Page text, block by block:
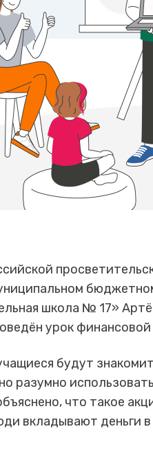
школа № 17»
урок
будут
разумно
что такое
вкладывают деньги